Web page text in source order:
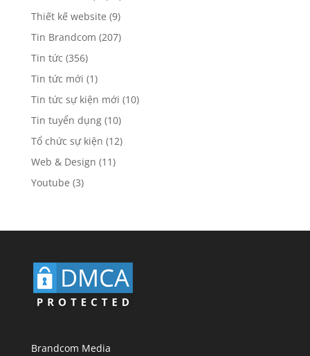
Thiết kế website (9)
Tin Brandcom (207)
Tin tức (356)
Tin tức mới (1)
Tin tức sự kiện mới (10)
Tin tuyển dụng(10)
Tổ chức sự kiện (12)
Web & Design (11)
Youtube (3)
Brandcom Media